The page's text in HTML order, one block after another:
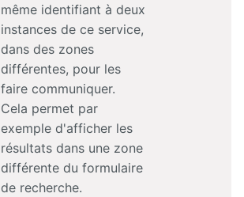
même identifiant à deux
instances de ce service,
dans des zones
différentes, pour les
faire communiquer.
Cela permet par
exemple d'afficher les
résultats dans une zone
différente du formulaire
de recherche.